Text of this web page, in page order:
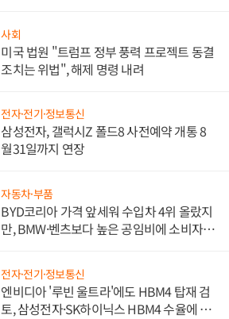
사회
미국 법원 "트럼프 정부 풍력 프로젝트 동결
조치는 위법", 해제 명령 내려
전자·전기·정보통신
삼성전자, 갤럭시Z 폴드8 사전예약 개통 8
월31일까지 연장
자동차·부품
BYD코리아 가격 앞세워 수입차 4위 올랐지
만, BMW·벤츠보다 높은 공임비에 소비자
전자·전기·정보통신
엔비디아 '루빈 울트라'에도 HBM4 탑재 검
토, 삼성전자·SK하이닉스 HBM4 수율에 주